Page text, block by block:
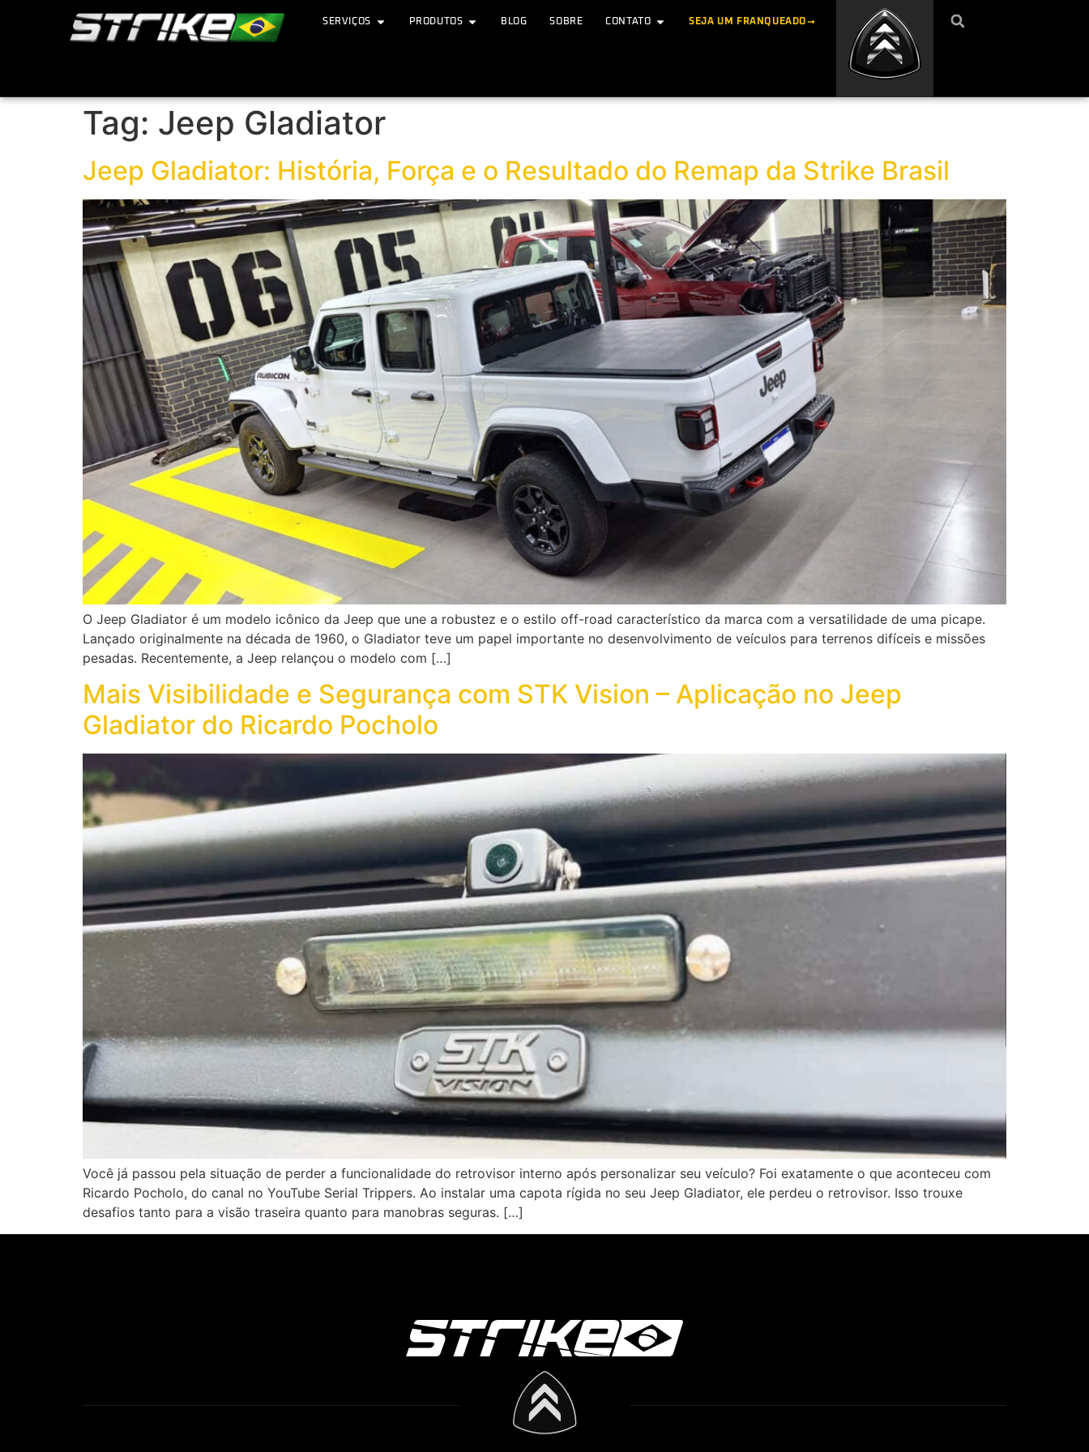
SERVIÇOS PRODUTOS BLOG SOBRE CONTATO SEJA UM FRANQUEADO
Tag: Jeep Gladiator
Jeep Gladiator: História, Força e o Resultado do Remap da Strike Brasil
O Jeep Gladiator é um modelo icônico da Jeep que une a robustez e o estilo off-road característico da marca com a versatilidade de uma picape.
Lançado originalmente na década de 1960, o Gladiator teve um papel importante no desenvolvimento de veículos para terrenos difíceis e missões
pesadas. Recentemente, a Jeep relançou o modelo com […]
Mais Visibilidade e Segurança com STK Vision – Aplicação no Jeep
Gladiator do Ricardo Pocholo
Você já passou pela situação de perder a funcionalidade do retrovisor interno após personalizar seu veículo? Foi exatamente o que aconteceu com
Ricardo Pocholo, do canal no YouTube Serial Trippers. Ao instalar uma capota rígida no seu Jeep Gladiator, ele perdeu o retrovisor. Isso trouxe
desafios tanto para a visão traseira quanto para manobras seguras. […]